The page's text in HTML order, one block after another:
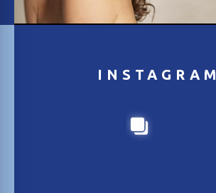
INSTAGRAM